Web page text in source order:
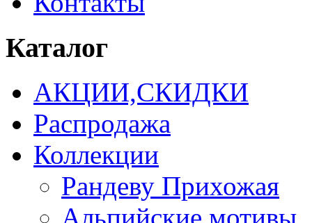
Каталог
АКЦИИ,СКИДКИ
Распродажа
Коллекции
Рандеву Прихожая